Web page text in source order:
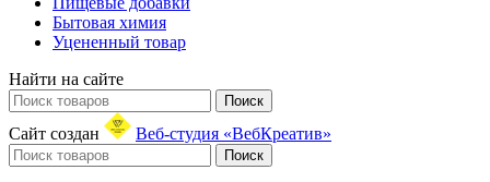
Бытовая химия
Уцененный товар
Найти на сайте
Поиск
Сайт создан Веб-студия «ВебКреатив»
Поиск